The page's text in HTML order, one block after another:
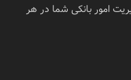
امور بانکی شما در هر